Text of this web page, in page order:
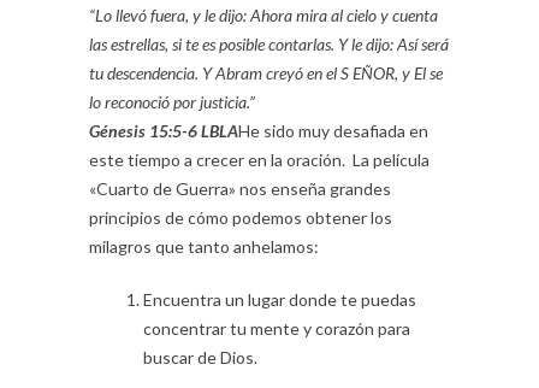
“Lo llevó fuera, y le dijo: Ahora mira al cielo y cuenta
las estrellas, si te es posible contarlas. Y le dijo: Así será
tu descendencia. Y Abram creyó en el S EÑOR, y El se
lo reconoció por justicia.”
Génesis 15:5-6LBLAHe sido muy desafiada en
este tiempo a crecer en la oración. La película
«Cuarto de Guerra» nos enseña grandes
principios de cómo podemos obtener los
milagros que tanto anhelamos:
Encuentra un lugar donde te puedas
concentrar tu mente y corazón para
buscar de Dios.